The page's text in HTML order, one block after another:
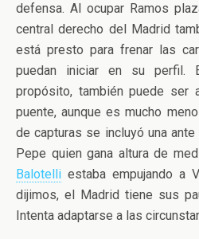
defensa. Al ocupar Ramos
central derecho del Madrid
está presto para frenar las
puedan iniciar en su perfil.
propósito, también puede ser
puente, aunque es mucho
de capturas se incluyó una
Pepe quien gana altura de
Balotelli estaba empujando a
dijimos, el Madrid tiene sus
Intenta adaptarse a las